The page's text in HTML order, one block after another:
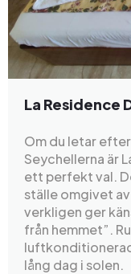
La Residence
Om du letar
Seychellerna är
ett perfekt val.
ställe omgivet
verkligen ger
från hemmet”.
lång dag i solen.